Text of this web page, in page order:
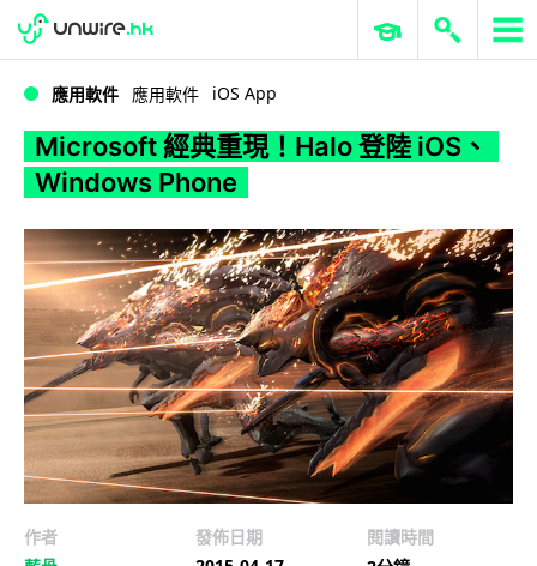
WWDC 2026 ERP 與商業 AI
應用軟件 應用軟件 iOS App
Microsoft 經典重現！Halo 登陸 iOS、
Windows Phone
作者
發佈日期
閱讀時間